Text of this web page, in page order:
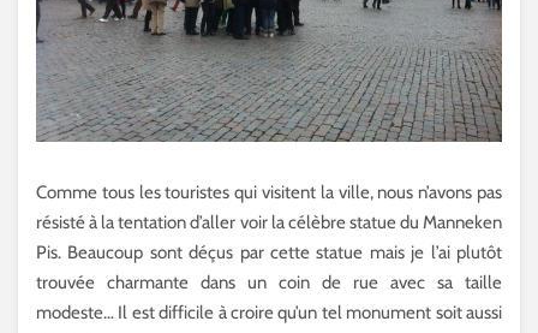
Comme tous les touristes qui visitent la ville, nous n’avons pas
résisté à la tentation d’aller voir la célèbre statue du Manneken
Pis. Beaucoup sont déçus par cette statue mais je l’ai plutôt
trouvée charmante dans un coin de rue avec sa taille
modeste… Il est difficile à croire qu’un tel monument soit aussi